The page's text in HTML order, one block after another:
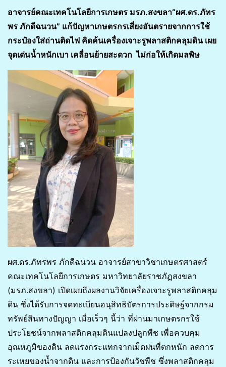
อาจารย์คณะเทคโนโลยีการเกษตร มรภ.สงขลา“ผศ.ดร.ภัทร
พร ภักดีฉนวน” แก้ปัญหาเกษตรกรเสี่ยงอันตรายจากการใช้
กระป๋องใส่ถ่านติดไฟ คิดค้นเครื่องเจาะรูพลาสติกคลุมดิน เผย
จุดเด่นน้ำหนักเบา เคลื่อนย้ายสะดวก ไม่ก่อให้เกิดมลพิษ
ผศ.ดร.ภัทรพร ภักดีฉนวน อาจารย์สาขาวิชาเกษตรศาสตร์
คณะเทคโนโลยีการเกษตร มหาวิทยาลัยราชภัฏสงขลา
(มรภ.สงขลา) เปิดเผยถึงผลงานวิจัยเครื่องเจาะรูพลาสติกคลุม
ดิน ซึ่งได้รับการจดทะเบียนอนุสิทธิบัตรการประดิษฐ์จากกรม
ทรัพย์สินทางปัญญา เมื่อเร็วๆ นี้ว่า ที่ผ่านมาเกษตรกรใช้
ประโยชน์จากพลาสติกคลุมดินแปลงปลูกพืช เพื่อควบคุม
อุณหภูมิของดิน ลดแรงกระแทกจากเม็ดฝนที่ตกหนัก ลดการ
ระเหยของน้ำจากดิน และการป้องกันวัชพืช ซึ่งพลาสติกคลุม